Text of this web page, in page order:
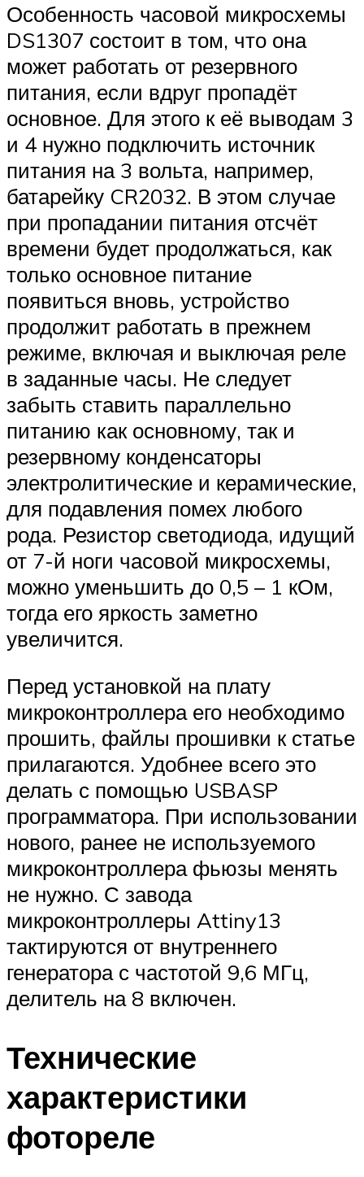
Особенность часовой микросхемы
DS1307 состоит в том, что она
может работать от резервного
питания, если вдруг пропадёт
основное. Для этого к её выводам 3
и 4 нужно подключить источник
питания на 3 вольта, например,
батарейку CR2032. В этом случае
при пропадании питания отсчёт
времени будет продолжаться, как
только основное питание
появиться вновь, устройство
продолжит работать в прежнем
режиме, включая и выключая реле
в заданные часы. Не следует
забыть ставить параллельно
питанию как основному, так и
резервному конденсаторы
электролитические и керамические,
для подавления помех любого
рода. Резистор светодиода, идущий
от 7-й ноги часовой микросхемы,
можно уменьшить до 0,5 – 1 кОм,
тогда его яркость заметно
увеличится.
Перед установкой на плату
микроконтроллера его необходимо
прошить, файлы прошивки к статье
прилагаются. Удобнее всего это
делать с помощью USBASP
программатора. При использовании
нового, ранее не используемого
микроконтроллера фьюзы менять
не нужно. С завода
микроконтроллеры Attiny13
тактируются от внутреннего
генератора с частотой 9,6 МГц,
делитель на 8 включен.
Технические
характеристики
фотореле